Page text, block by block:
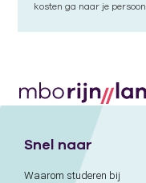
kosten ga naar je
Snel naar
Waarom studeren bij